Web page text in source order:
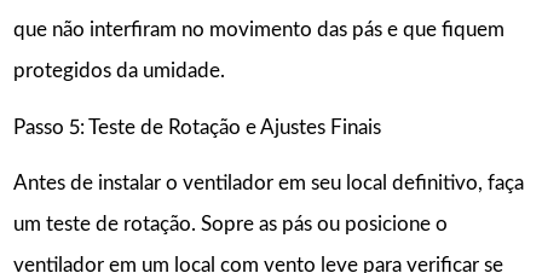
que não interfiram no movimento das pás e que fiquem
protegidos da umidade.
Passo 5: Teste de Rotação e Ajustes Finais
Antes de instalar o ventilador em seu local definitivo, faça
um teste de rotação. Sopre as pás ou posicione o
ventilador em um local com vento leve para verificar se